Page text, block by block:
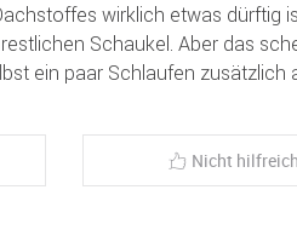
wirklich etwas dürftig
Schaukel. Aber das
ein paar Schlaufen zusätzlich
Nicht